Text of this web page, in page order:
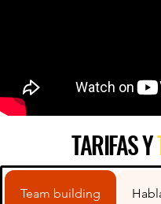
TARIFASY
Team building